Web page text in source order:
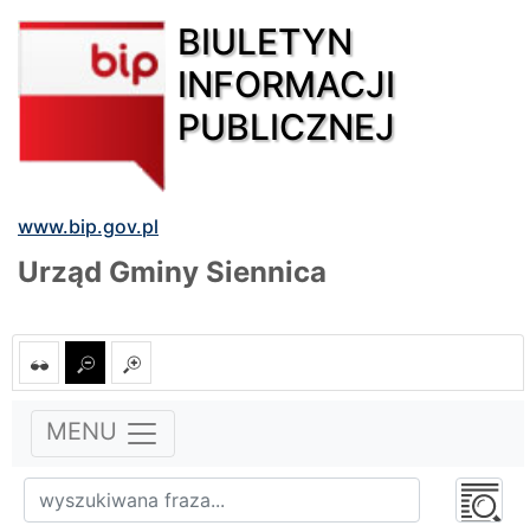
BIULETYN
INFORMACJI
PUBLICZNEJ
www.bip.gov.pl
Urząd Gminy Siennica
MENU